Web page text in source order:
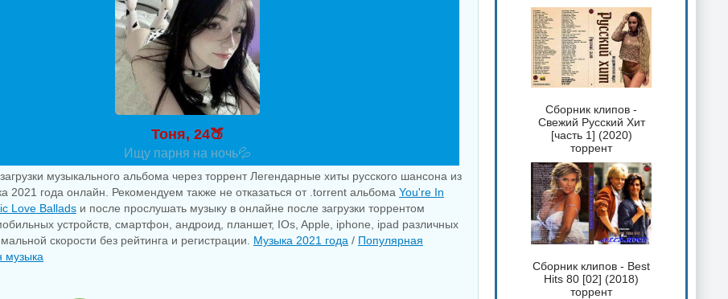
Тоня, 24🍑
Ищу парня на ночь💦
музыкального альбома через торрент Легендарные хиты русского шансона из
2021 года онлайн. Рекомендуем также не отказаться от .torrent альбома You're In
Love Ballads и после прослушать музыку в онлайне после загрузки торрентом
устройств, смартфон, андроид, планшет, IOs, Apple, iphone, ipad различных
скорости без рейтинга и регистрации. Музыка 2021 года / Популярная
музыка
Сборник клипов -
Свежий Русский Хит
[часть 1] (2020)
торрент
Сборник клипов - Best
Hits 80 [02] (2018)
торрент